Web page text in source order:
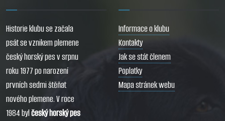
Historie klubu se začala
psát se vznikem plemene
český horský pes v srpnu
roku 1977 po narození
prvních sedmi štěňat
nového plemene. V roce
1984 bylčeský horský pes
Informace o klubu
Kontakty
Jak se stát členem
Poplatky
Mapa stránek webu